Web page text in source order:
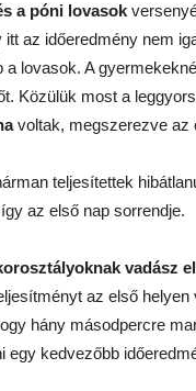
a póni lovasok
az időeredmény nem
a lovasok. A
Közülük most a
voltak, megszerezve az
teljesítettek
az első nap sorrendje.
vadász
az első
hány másodpercre
egy kedvezőbb